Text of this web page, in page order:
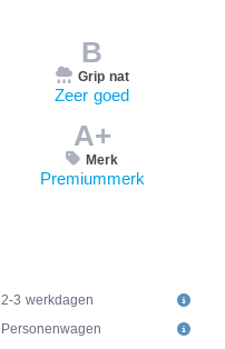
B
Grip nat
Zeer goed
A+
Merk
Premiummerk
2-3 werkdagen
Personenwagen